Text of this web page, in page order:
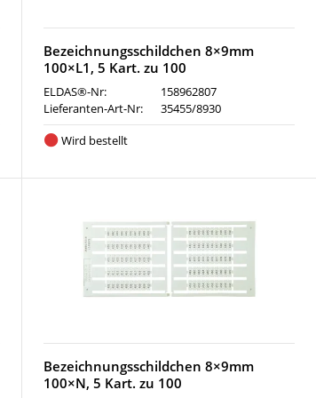
Bezeichnungsschildchen 8×9mm
100×L1, 5 Kart. zu 100
ELDAS®-Nr:
158962807
Lieferanten-Art-Nr:
35455/8930
Wird bestellt
Bezeichnungsschildchen 8×9mm
100×N, 5 Kart. zu 100